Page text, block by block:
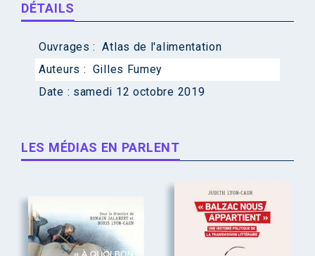
DÉTAILS
Ouvrages :
Atlas de l'alimentation
Auteurs : Gilles Fumey
Date : samedi 12 octobre 2019
LES MÉDIAS EN PARLENT